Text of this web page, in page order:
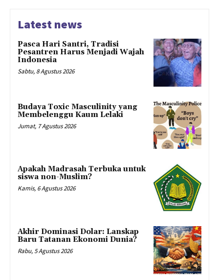
Latest news
Pasca Hari Santri, Tradisi
Pesantren Harus Menjadi Wajah
Indonesia
Sabtu, 8 Agustus 2026
Budaya Toxic Masculinity yang
Membelenggu Kaum Lelaki
Jumat, 7 Agustus 2026
Apakah Madrasah Terbuka untuk
siswa non-Muslim?
Kamis, 6 Agustus 2026
Akhir Dominasi Dolar: Lanskap
Baru Tatanan Ekonomi Dunia?
Rabu, 5 Agustus 2026